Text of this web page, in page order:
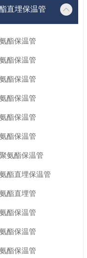
直埋保温管
酯保温管
酯保温管
酯保温管
酯保温管
酯保温管
酯保温管
氨酯保温管
酯直埋保温管
酯直埋管
酯保温管
酯保温管
酯保温管